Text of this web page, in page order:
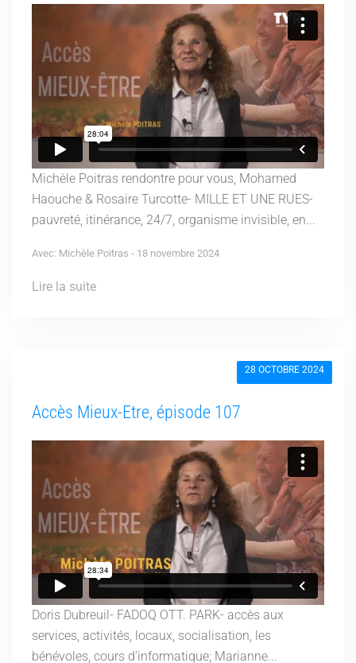
Michèle Poitras rendontre pour vous, Mohamed
Haouche & Rosaire Turcotte- MILLE ET UNE RUES-
pauvreté, itinérance, 24/7, organisme invisible, en...
Avec: Michèle Poitras - 18 novembre 2024
Lire la suite
28 OCTOBRE 2024
Accès Mieux-Etre, épisode 107
Doris Dubreuil- FADOQ OTT. PARK- accès aux
services, activités, locaux, socialisation, les
bénévoles, cours d’informatique; Marianne...